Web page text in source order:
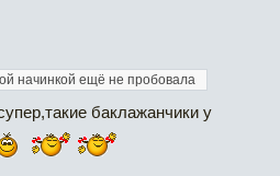
начинкой ещё не пробовала
баклажанчики у